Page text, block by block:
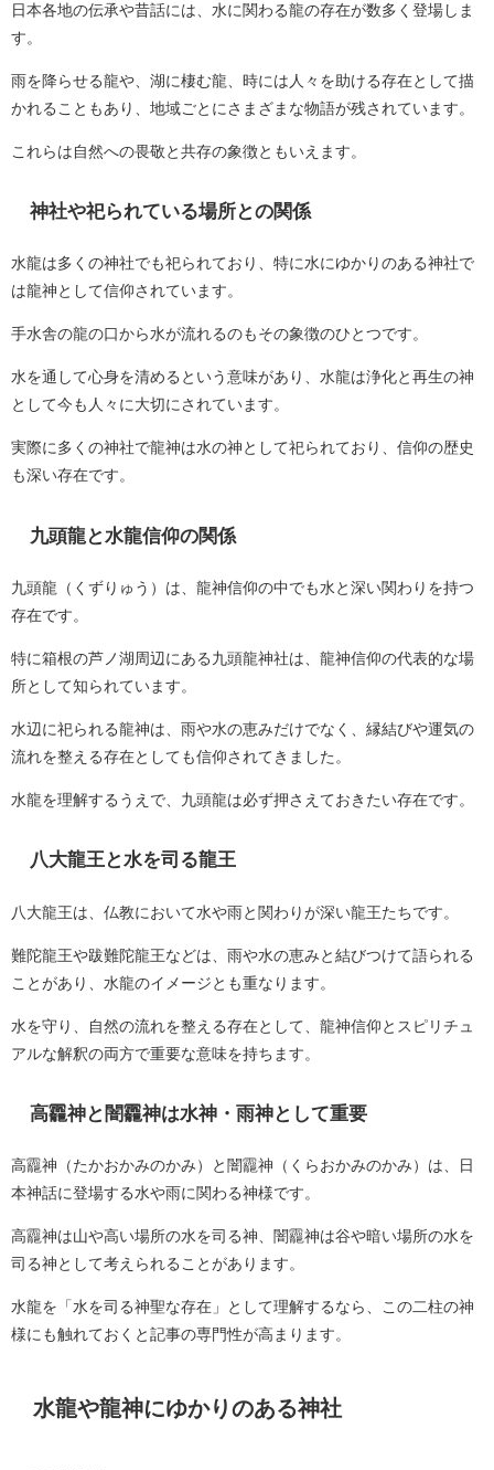
日本各地の伝承や昔話には、水に関わる龍の存在が数多く登場しま
す。
雨を降らせる龍や、湖に棲む龍、時には人々を助ける存在として描
かれることもあり、地域ごとにさまざまな物語が残されています。
これらは自然への畏敬と共存の象徴ともいえます。
神社や祀られている場所との関係
水龍は多くの神社でも祀られており、特に水にゆかりのある神社で
は龍神として信仰されています。
手水舎の龍の口から水が流れるのもその象徴のひとつです。
水を通して心身を清めるという意味があり、水龍は浄化と再生の神
として今も人々に大切にされています。
実際に多くの神社で龍神は水の神として祀られており、信仰の歴史
も深い存在です。
九頭龍と水龍信仰の関係
九頭龍（くずりゅう）は、龍神信仰の中でも水と深い関わりを持つ
存在です。
特に箱根の芦ノ湖周辺にある九頭龍神社は、龍神信仰の代表的な場
所として知られています。
水辺に祀られる龍神は、雨や水の恵みだけでなく、縁結びや運気の
流れを整える存在としても信仰されてきました。
水龍を理解するうえで、九頭龍は必ず押さえておきたい存在です。
八大龍王と水を司る龍王
八大龍王は、仏教において水や雨と関わりが深い龍王たちです。
難陀龍王や跋難陀龍王などは、雨や水の恵みと結びつけて語られる
ことがあり、水龍のイメージとも重なります。
水を守り、自然の流れを整える存在として、龍神信仰とスピリチュ
アルな解釈の両方で重要な意味を持ちます。
高龗神と闇龗神は水神・雨神として重要
高龗神（たかおかみのかみ）と闇龗神（くらおかみのかみ）は、日
本神話に登場する水や雨に関わる神様です。
高龗神は山や高い場所の水を司る神、闇龗神は谷や暗い場所の水を
司る神として考えられることがあります。
水龍を「水を司る神聖な存在」として理解するなら、この二柱の神
様にも触れておくと記事の専門性が高まります。
水龍や龍神にゆかりのある神社